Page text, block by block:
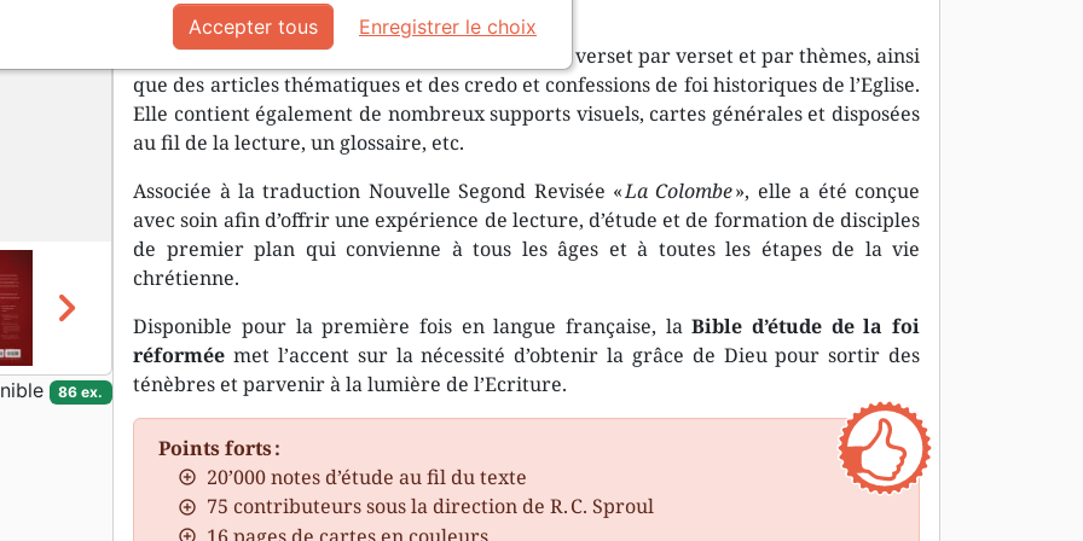
entier, sous l’égide de R. C. Sproul.
Elle propose à la fois des explications détaillées verset par verset et par thèmes, ainsi
que des articles thématiques et des credo et confessions de foi historiques de l’Eglise.
Elle contient également de nombreux supports visuels, cartes générales et disposées
au fil de la lecture, un glossaire, etc.
Associée à la traduction Nouvelle Segond Revisée «La Colombe», elle a été conçue
avec soin afin d’offrir une expérience de lecture, d’étude et de formation de disciples
de premier plan qui convienne à tous les âges et à toutes les étapes de la vie
chrétienne.
Disponible pour la première fois en langue française, laBible d’étude de la foi
réformée met l’accent sur la nécessité d’obtenir la grâce de Dieu pour sortir des
ténèbres et parvenir à la lumière de l’Ecriture.
Points forts :
20’000 notes d’étude au fil du texte
75 contributeurs sous la direction de R. C. Sproul
chevron_right
86 ex.
Accepter tous Enregistrer le choix